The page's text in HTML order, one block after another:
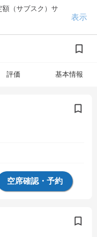
額（サブスク）サ
表示
評価 基本情報
空席確認・予約